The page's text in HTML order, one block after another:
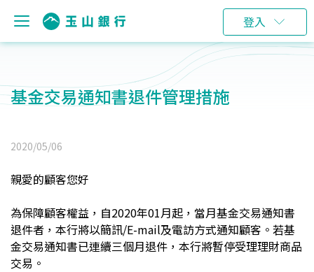
登入
基金交易通知書退件管理措施
2020/05/06
親愛的顧客您好
為保障顧客權益，自2020年01月起，當月基金交易通知書
退件者，本行將以簡訊/E-mail及電訪方式通知顧客。若基
金交易通知書已連續三個月退件，本行將暫停受理理財商品
交易。